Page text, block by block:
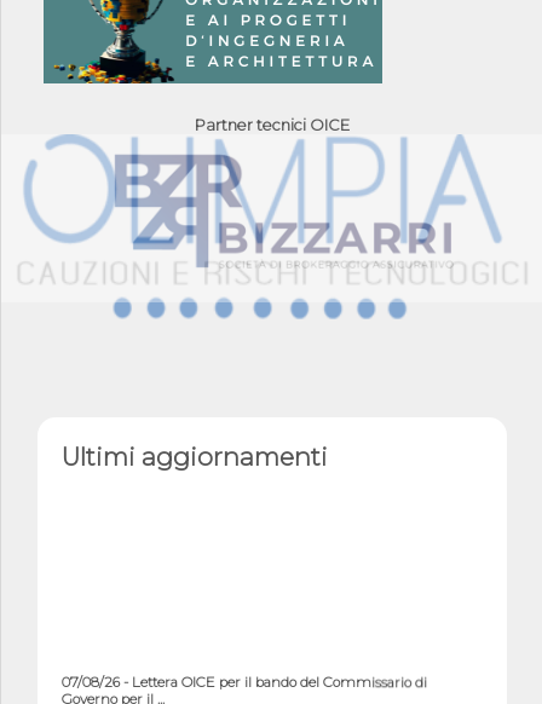
Partner tecnici OICE
Ultimi aggiornamenti
07/08/26 - Lettera OICE per il bando del Commissario di
Governo per il ...